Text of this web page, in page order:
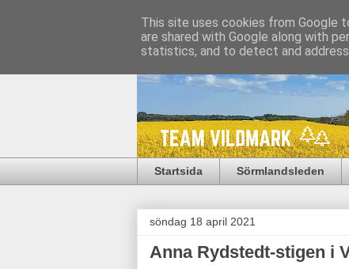
Startsida Sörmlandsleden
söndag 18 april 2021
Anna Rydstedt-stigen i
This site uses cookies from Google
are shared with Google along with
statistics, and to detect and address